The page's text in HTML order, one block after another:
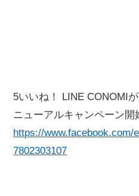
5いいね！ LINE CONOMI
ニューアルキャンペーン開
https://www.facebook.com/
7802303107